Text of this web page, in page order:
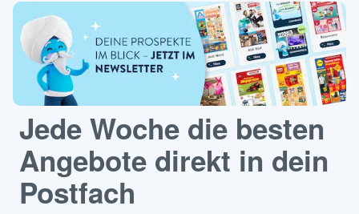
Jede Woche die besten
Angebote direkt in dein
Postfach